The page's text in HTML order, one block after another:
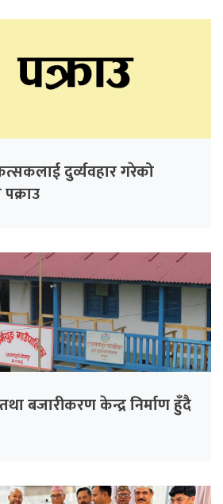
दुर्व्यवहार गरेको
बजारीकरण केन्द्र निर्माण हुँदै